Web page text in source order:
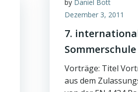
by Daniel Bott
Dezember 3, 2011
7.
Sommerschule
Vorträge: Titel
aus dem